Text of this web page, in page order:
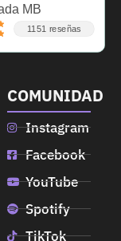
MB
1151 reseñas
COMUNIDAD
Instagram
Facebook
YouTube
Spotify
TikTok